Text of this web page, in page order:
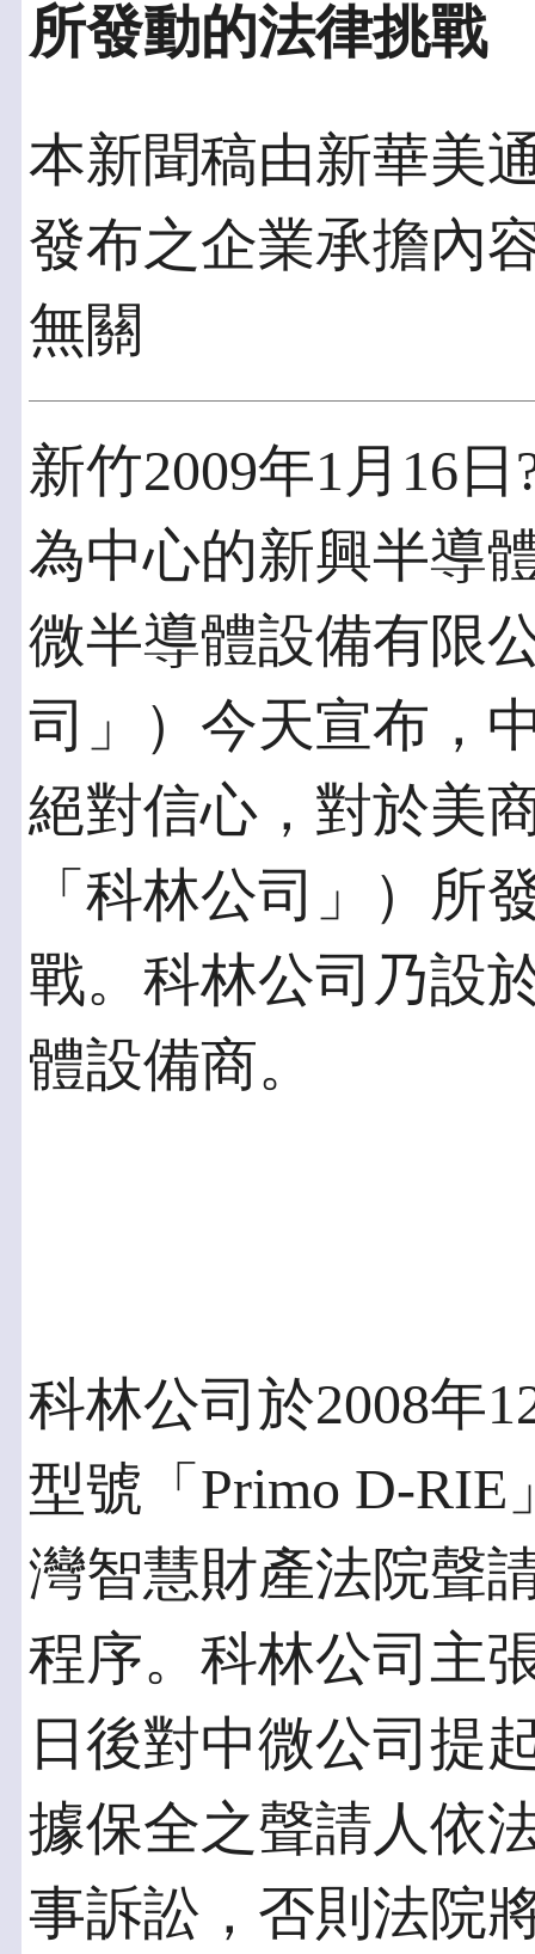
所發動的法律挑戰
本新聞稿由新華美
發布之企業承擔內
無關
新竹2009年1月16
為中心的新興半導
微半導體設備有限
司」）今天宣布，
絕對信心，對於美
「科林公司」）所
戰。科林公司乃設
體設備商。
科林公司於2008年
型號「Primo D-
灣智慧財產法院聲
程序。科林公司主
日後對中微公司提
據保全之聲請人依
事訴訟，否則法院